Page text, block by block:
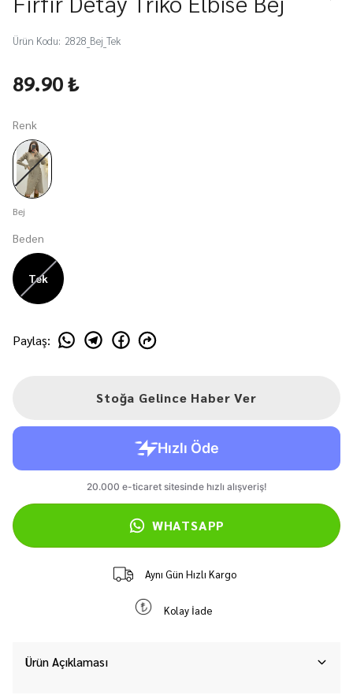
Ürün Kodu: 2828_Bej_Tek
89.90 ₺
Renk
Bej
Beden
Tek
Paylaş:
Stoğa Gelince Haber Ver
WHATSAPP
Aynı Gün Hızlı Kargo
Kolay İade
Ürün Açıklaması